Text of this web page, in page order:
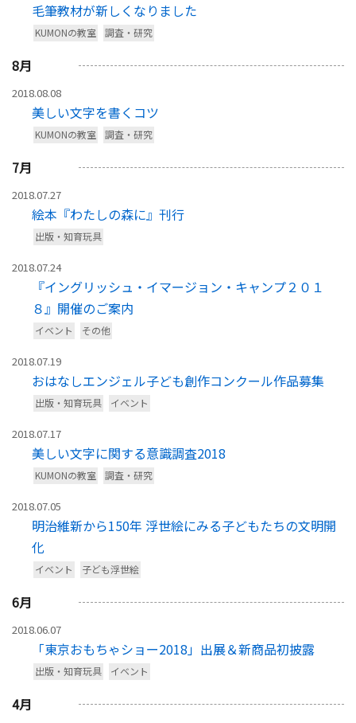
毛筆教材が新しくなりました
KUMONの教室 調査・研究
8月
2018.08.08
美しい文字を書くコツ
KUMONの教室 調査・研究
7月
2018.07.27
絵本『わたしの森に』刊行
出版・知育玩具
2018.07.24
『イングリッシュ・イマージョン・キャンプ２０１
８』開催のご案内
イベント その他
2018.07.19
おはなしエンジェル子ども創作コンクール作品募集
出版・知育玩具 イベント
2018.07.17
美しい文字に関する意識調査2018
KUMONの教室 調査・研究
2018.07.05
明治維新から150年 浮世絵にみる子どもたちの文明開
化
イベント 子ども浮世絵
6月
2018.06.07
「東京おもちゃショー2018」出展＆新商品初披露
出版・知育玩具 イベント
4月